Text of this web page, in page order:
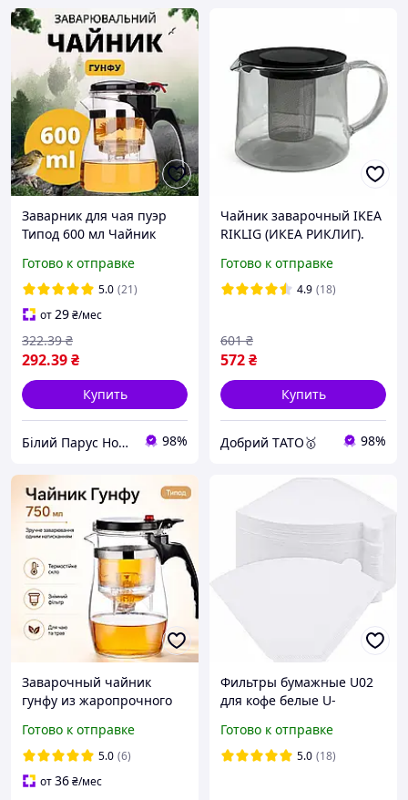
Заварник для чая пуэр
Типод 600 мл Чайник
типоды и Колбы
Заварник с кнопкой Гунфу
чайник
Готово к отправке
5.0 (21)
от29₴/мес
292.39₴
322.39 ₴
Купить
Білий Парус HoReCa та B2B комплексне обслуговування 98%
Чайник заварочный IKEA
RIKLIG (ИКЕА РИКЛИГ).
Готово к отправке
4.9 (18)
572₴
601 ₴
Купить
Добрий TАТО🥇 98%
Заварочный чайник
гунфу из жаропрочного
фильтром и складной
крышкой 750 мл
Готово к отправке
5.0 (6)
от36₴/мес
Фильтры бумажные U02
для кофе белые U-
Narodfarma 100 шт
Готово к отправке
5.0 (18)